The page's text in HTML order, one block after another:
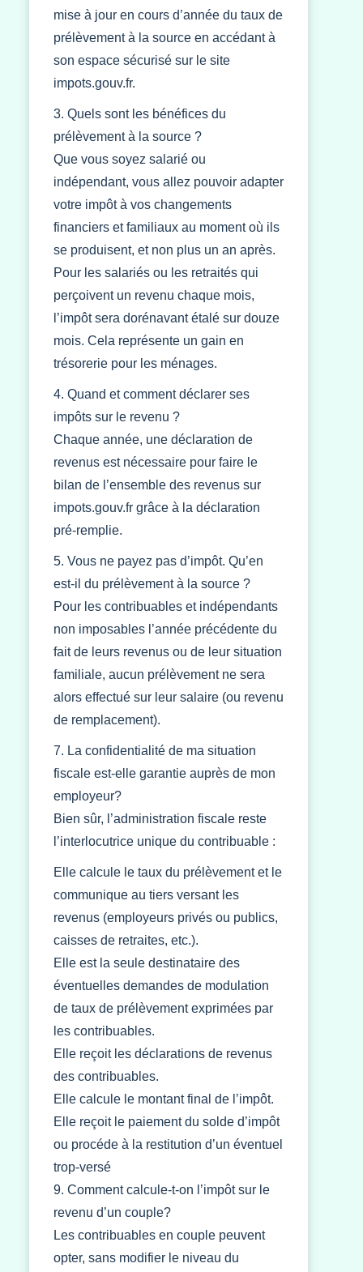
mise à jour en cours d’année du taux de
prélèvement à la source en accédant à
son espace sécurisé sur le site
impots.gouv.fr.
3. Quels sont les bénéfices du
prélèvement à la source ?
Que vous soyez salarié ou
indépendant, vous allez pouvoir adapter
votre impôt à vos changements
financiers et familiaux au moment où ils
se produisent, et non plus un an après.
Pour les salariés ou les retraités qui
perçoivent un revenu chaque mois,
l’impôt sera dorénavant étalé sur douze
mois. Cela représente un gain en
trésorerie pour les ménages.
4. Quand et comment déclarer ses
impôts sur le revenu ?
Chaque année, une déclaration de
revenus est nécessaire pour faire le
bilan de l’ensemble des revenus sur
impots.gouv.fr grâce à la déclaration
pré-remplie.
5. Vous ne payez pas d’impôt. Qu’en
est-il du prélèvement à la source ?
Pour les contribuables et indépendants
non imposables l’année précédente du
fait de leurs revenus ou de leur situation
familiale, aucun prélèvement ne sera
alors effectué sur leur salaire (ou revenu
de remplacement).
7. La confidentialité de ma situation
fiscale est-elle garantie auprès de mon
employeur?
Bien sûr, l’administration fiscale reste
l’interlocutrice unique du contribuable :
Elle calcule le taux du prélèvement et le
communique au tiers versant les
revenus (employeurs privés ou publics,
caisses de retraites, etc.).
Elle est la seule destinataire des
éventuelles demandes de modulation
de taux de prélèvement exprimées par
les contribuables.
Elle reçoit les déclarations de revenus
des contribuables.
Elle calcule le montant final de l’impôt.
Elle reçoit le paiement du solde d’impôt
ou procéde à la restitution d’un éventuel
trop-versé
9. Comment calcule-t-on l’impôt sur le
revenu d’un couple?
Les contribuables en couple peuvent
opter, sans modifier le niveau du